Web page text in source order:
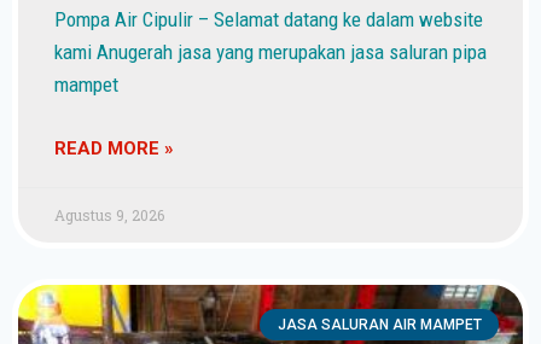
Pompa Air Cipulir – Selamat datang ke dalam website
kami Anugerah jasa yang merupakan jasa saluran pipa
mampet
READ MORE »
Agustus 9, 2026
JASA SALURAN AIR MAMPET